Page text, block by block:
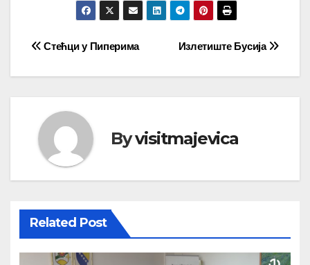
Navigacija
članaka
Излетиште Бусија
Стећци у Пиперима
Byvisitmajevica
Related Post